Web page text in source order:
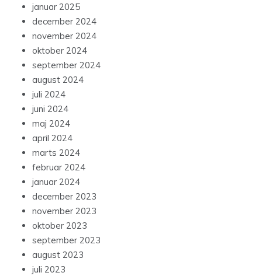
januar 2025
december 2024
november 2024
oktober 2024
september 2024
august 2024
juli 2024
juni 2024
maj 2024
april 2024
marts 2024
februar 2024
januar 2024
december 2023
november 2023
oktober 2023
september 2023
august 2023
juli 2023